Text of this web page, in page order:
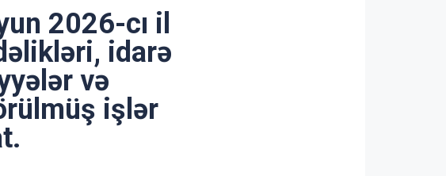
2026-cı il
idarə
və
işlər